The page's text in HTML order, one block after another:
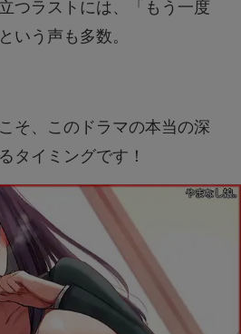
つラストには、「もう一度
いう声も多数。
そ、このドラマの本当の深
タイミングです！